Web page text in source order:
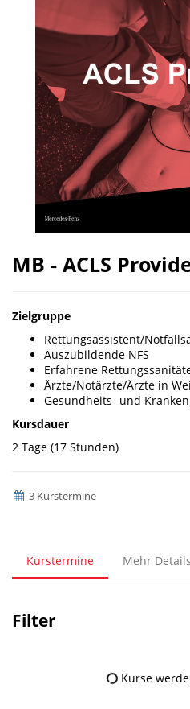
MB - ACLS
Zielgruppe
Rettungsassistent/
Auszubildende NFS
Erfahrene
Ärzte/Notärzte/Ärzte in
Gesundheits- und
Kursdauer
2 Tage (17 Stunden)
3 Kurstermine
Kurstermine Mehr Details
Filter
Kurse